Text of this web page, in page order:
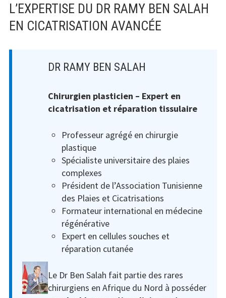
L’EXPERTISE DU DR RAMY BEN SALAH
EN CICATRISATION AVANCÉE
DR RAMY BEN SALAH
Chirurgien plasticien – Expert en
cicatrisation et réparation tissulaire
Professeur agrégé en chirurgie
plastique
Spécialiste universitaire des plaies
complexes
Président de l’Association Tunisienne
des Plaies et Cicatrisations
Formateur international en médecine
régénérative
Expert en cellules souches et
réparation cutanée
Le Dr Ben Salah fait partie des rares
chirurgiens en Afrique du Nord à posséder